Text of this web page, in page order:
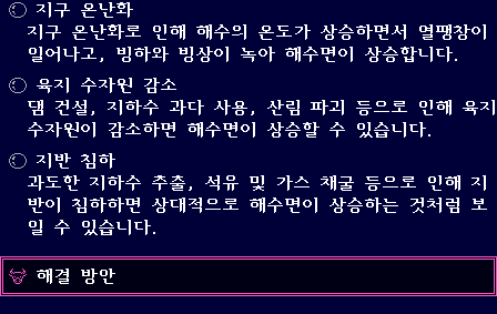
지구 온난화
지구 온난화로 인해 해수의 온도가 상승하면서 열팽창이
일어나고, 빙하와 빙상이 녹아 해수면이 상승합니다.
육지 수자원 감소
댐 건설, 지하수 과다 사용, 산림 파괴 등으로 인해 육지
수자원이 감소하면 해수면이 상승할 수 있습니다.
지반 침하
과도한 지하수 추출, 석유 및 가스 채굴 등으로 인해 지
반이 침하하면 상대적으로 해수면이 상승하는 것처럼 보
일 수 있습니다.
해결 방안